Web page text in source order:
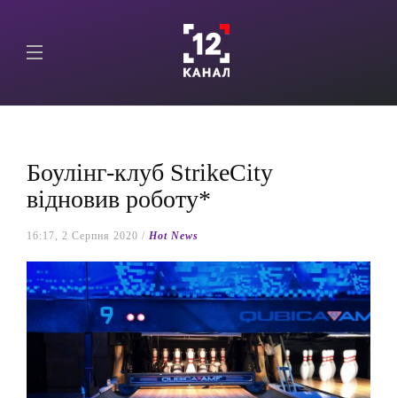
Боулінг-клуб StrikeCity
відновив роботу*
16:17, 2 Серпня 2020 / Hot News